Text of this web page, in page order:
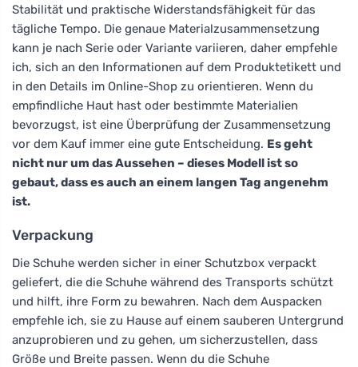
Stabilität und praktische Widerstandsfähigkeit für das
tägliche Tempo. Die genaue Materialzusammensetzung
kann je nach Serie oder Variante variieren, daher empfehle
ich, sich an den Informationen auf dem Produktetikett und
in den Details im Online-Shop zu orientieren. Wenn du
empfindliche Haut hast oder bestimmte Materialien
bevorzugst, ist eine Überprüfung der Zusammensetzung
vor dem Kauf immer eine gute Entscheidung. Es geht
nicht nur um das Aussehen – dieses Modell ist so
gebaut, dass es auch an einem langen Tag angenehm
ist.
Verpackung
Die Schuhe werden sicher in einer Schutzbox verpackt
geliefert, die die Schuhe während des Transports schützt
und hilft, ihre Form zu bewahren. Nach dem Auspacken
empfehle ich, sie zu Hause auf einem sauberen Untergrund
anzuprobieren und zu gehen, um sicherzustellen, dass
Größe und Breite passen. Wenn du die Schuhe